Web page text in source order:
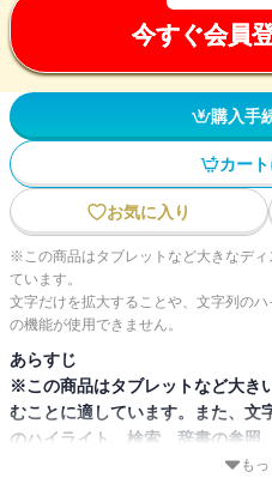
今すぐ会員
購入手
カー
お気に入り
※この商品はタブレットなど大きなデ
ています。
文字だけを拡大することや、文字列の
の機能が使用できません。
あらすじ
※この商品はタブレットなど大き
むことに適しています。また、文
のハイライト、検索、辞書の参照
も